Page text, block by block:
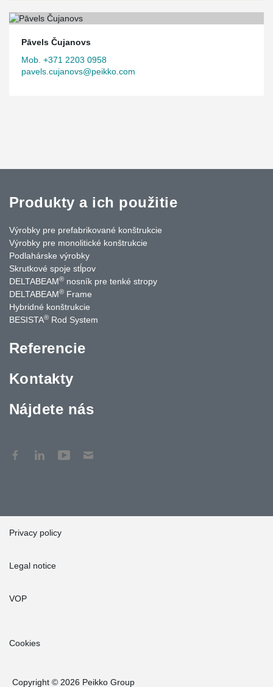
Pāvels Čujanovs
Mob. +371 2203 0958
pavels.cujanovs@peikko.com
Produkty a ich použitie
Výrobky pre prefabrikované konštrukcie
Výrobky pre monolitické konštrukcie
Podlahárske výrobky
Skrutkové spoje stĺpov
DELTABEAM® nosník pre tenké stropy
DELTABEAM® Frame
Hybridné konštrukcie
BESISTA® Rod System
Referencie
Kontakty
Nájdete nás
Privacy policy
Legal notice
VOP
Cookies
Copyright © 2026 Peikko Group